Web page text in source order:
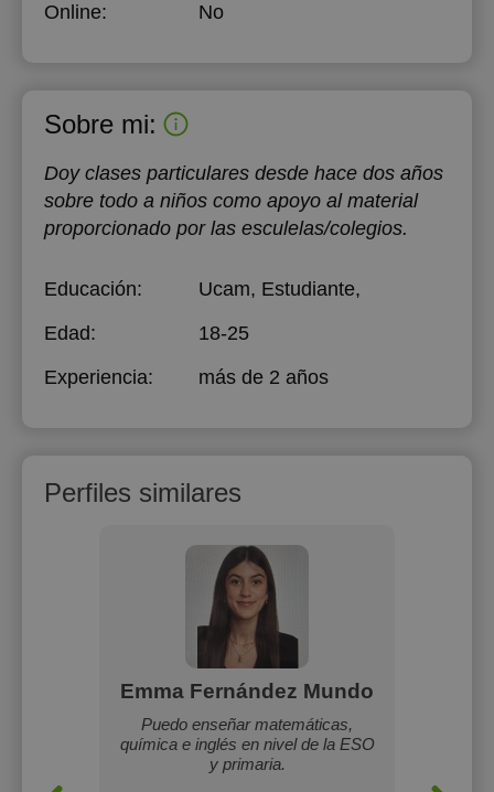
Online: No
Sobre mi:
Doy clases particulares desde hace dos años
sobre todo a niños como apoyo al material
proporcionado por las esculelas/colegios.
Educación: Ucam, Estudiante,
Edad:
18-25
Experiencia:
más de 2 años
Perfiles similares
Emma Fernández Mundo
Puedo enseñar matemáticas,
química e inglés en nivel de la ESO
y primaria.